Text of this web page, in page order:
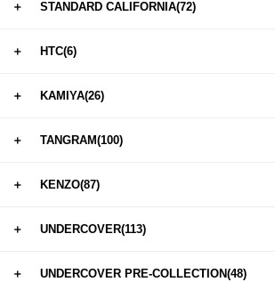
＋ STANDARD CALIFORNIA(72)
＋ HTC(6)
＋ KAMIYA(26)
＋ TANGRAM(100)
＋ KENZO(87)
＋ UNDERCOVER(113)
＋ UNDERCOVER PRE-COLLECTION(48)